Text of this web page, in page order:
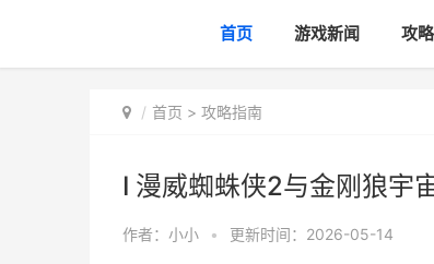
首页 游戏新闻 攻
首页 > 攻略指南
I 漫威蜘蛛侠2与金刚狼宇
作者： 小小 • 更新时间：2026-05-14